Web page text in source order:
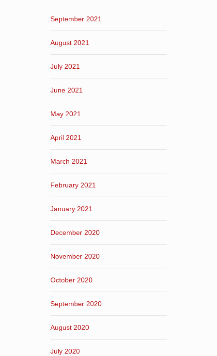
September 2021
August 2021
July 2021
June 2021
May 2021
April 2021
March 2021
February 2021
January 2021
December 2020
November 2020
October 2020
September 2020
August 2020
July 2020